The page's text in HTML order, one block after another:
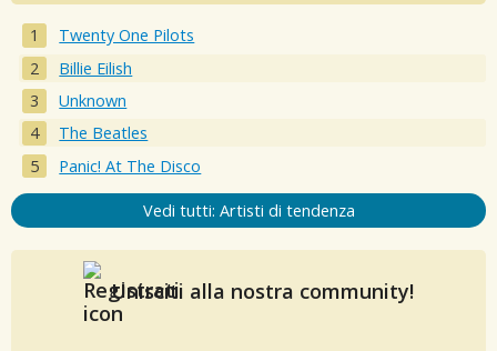
Twenty One Pilots
Billie Eilish
Unknown
The Beatles
Panic! At The Disco
Vedi tutti: Artisti di tendenza
Unisciti alla nostra community!